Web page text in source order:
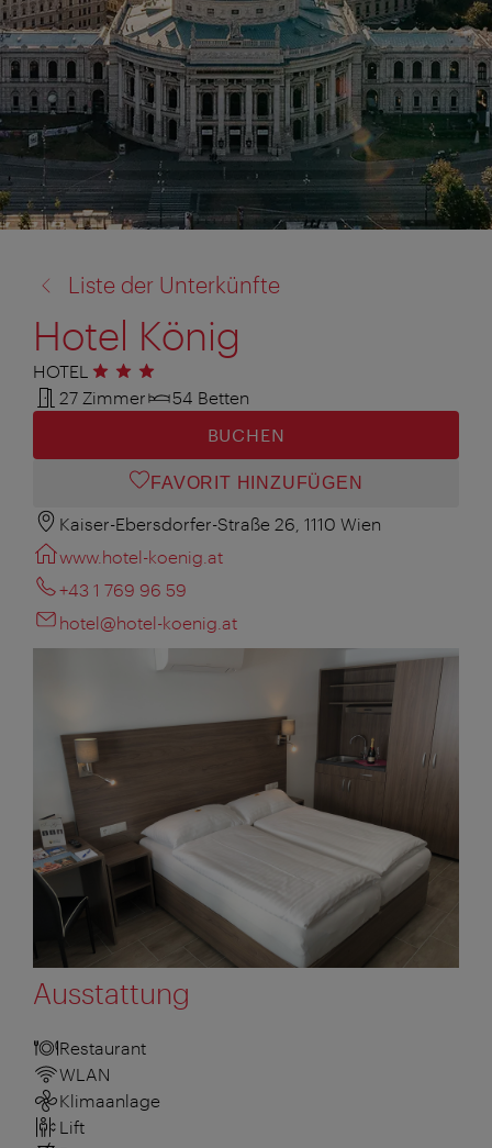
zu:
Liste der Unterkünfte
Hotel König
HOTEL 3 Sterne
27 Zimmer
54 Betten
BUCHEN
FAVORIT HINZUFÜGEN
Kaiser-Ebersdorfer-Straße 26, 1110 Wien
www.hotel-koenig.at
+43 1 769 96 59
hotel@hotel-koenig.at
Ausstattung
Restaurant
WLAN
Klimaanlage
Lift